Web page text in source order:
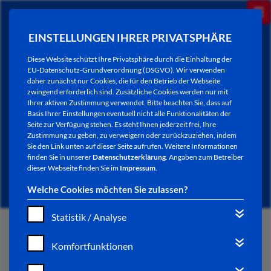
EINSTELLUNGEN IHRER PRIVATSPHÄRE
Diese Website schützt Ihre Privatsphäre durch die Einhaltung der
EU-Datenschutz-Grundverordnung (DSGVO). Wir verwenden
daher zunächst nur Cookies, die für den Betrieb der Webseite
zwingend erforderlich sind. Zusätzliche Cookies werden nur mit
Ihrer aktiven Zustimmung verwendet. Bitte beachten Sie, dass auf
Basis Ihrer Einstellungen eventuell nicht alle Funktionalitäten der
Seite zur Verfügung stehen. Es steht Ihnen jederzeit frei, Ihre
Zustimmung zu geben, zu verweigern oder zurückzuziehen, indem
Sie den Link unten auf dieser Seite aufrufen. Weitere Informationen
finden Sie in unsererDatenschutzerklärung. Angaben zum Betreiber
dieser Webseite finden Sie im Impressum.
Welche Cookies möchten Sie zulassen?
Statistik / Analyse
Komfortfunktionen
NEWSLETTER / CITY LETTER
START